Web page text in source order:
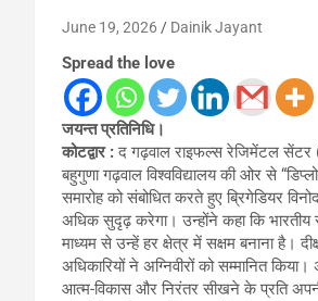
June 19, 2026 Dainik Jayant
Spread the love
जयन्त प्रतिनिधि।
कोटद्वार :द गढ़वाल राइफल्स रेजिमेंटल सेंटर
बहुगुणा गढ़वाल विश्वविद्यालय की ओर से
समारोह को संबोधित करते हुए ब्रिगेडियर
अधिक सुदृढ़ करेगा। उन्होंने कहा कि भारतीय
माध्यम से उन्हें हर क्षेत्र में सक्षम बनाना है।
अधिकारियों ने अग्निवीरों को सम्मानित
आत्म-विकास और निरंतर सीखने के प्रति अपनी